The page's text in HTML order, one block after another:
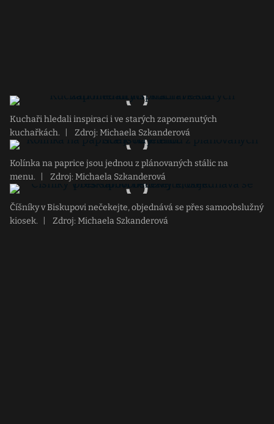
Kuchaři hledali inspiraci i ve starých zapomenutých
kuchařkách.
Zdroj: Michaela Szkanderová
Kolínka na paprice jsou jednou z plánovaných stálic na
menu.
Zdroj: Michaela Szkanderová
Číšníky v Biskupovi nečekejte, objednává se přes samoobslužný
kiosek.
Zdroj: Michaela Szkanderová